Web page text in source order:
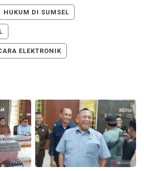
HUKUM DI SUMSEL
ELEKTRONIK